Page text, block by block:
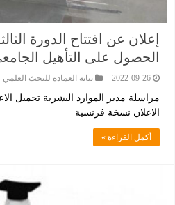
إعلان عن افتتاح الدورة
الحصول على التأهيل
2022-09-26 نيابة العمادة للبحث العلمي
مراسلة مدير الموارد البشرية تحميل
الاعلان نسخة فرنسية
أكمل القراءة »